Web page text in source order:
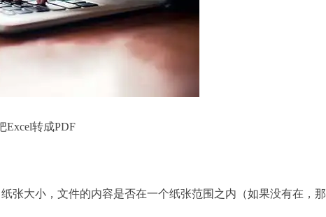
Excel转成PDF
大小，文件的内容是否在一个纸张范围之内（如果没有在，那